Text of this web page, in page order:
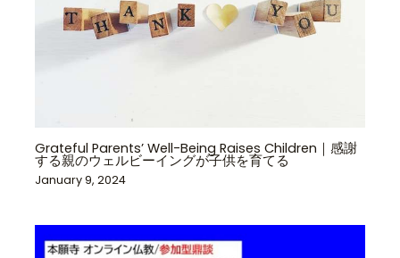
Grateful Parents’ Well-Being Raises Children｜感謝
する親のウェルビーイングが子供を育てる
January 9, 2024